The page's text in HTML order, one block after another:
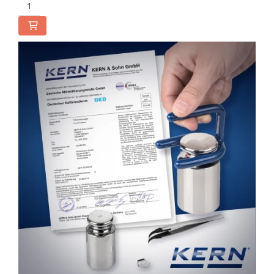
Accesorii
Balante
Adaptoare
Adaptoare electrice
Baterii reincarcabile
Bluetooth
Cantare suspendate
Carcase si genti
Convertoare
Covorase cauciuc
Declansator de picior